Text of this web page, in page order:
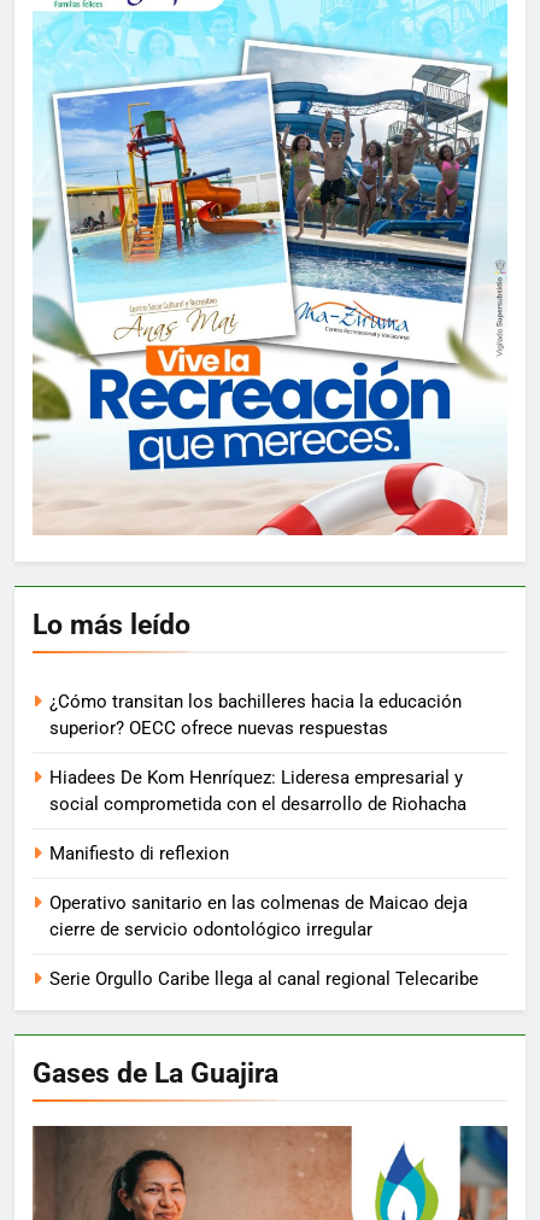
Lo más leído
¿Cómo transitan los bachilleres hacia la educación
superior? OECC ofrece nuevas respuestas
Hiadees De Kom Henríquez: Lideresa empresarial y
social comprometida con el desarrollo de Riohacha
Manifiesto di reflexion
Operativo sanitario en las colmenas de Maicao deja
cierre de servicio odontológico irregular
Serie Orgullo Caribe llega al canal regional Telecaribe
Gases de La Guajira